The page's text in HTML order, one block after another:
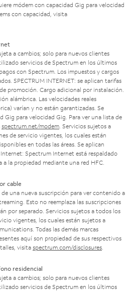
módem con capacidad Gig para velocidad
con capacidad, visita
a cambios; solo para nuevos clientes
servicios de Spectrum en los últimos
con Spectrum. Los impuestos y cargos
SPECTRUM INTERNET: se aplican tarifas
promoción. Cargo adicional por instalación.
alámbrica. Las velocidades reales
varían y no están garantizadas. Se
Gig para velocidad Gig. Para ver una lista de
spectrum.net/modem . Servicios sujetos a
de servicio vigentes, los cuales están
en todas las áreas. Se aplican
Spectrum Internet está respaldado
la propiedad mediante una red HFC.
cable
una nueva suscripción para ver contenido a
Esto no reemplaza las suscripciones
por separado. Servicios sujetos a todos los
vigentes, los cuales están sujetos a
Todas las demás marcas
aquí son propiedad de sus respectivos
visita spectrum.com/disclosures
residencial
a cambios; solo para nuevos clientes
servicios de Spectrum en los últimos